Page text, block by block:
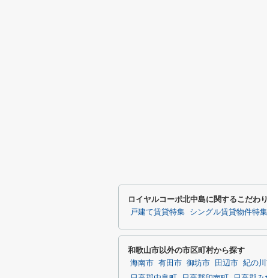
ロイヤルコーポ北中島に関するこだわ
戸建て賃貸特集 シングル賃貸物件特集
和歌山市以外の市区町村から探す
海南市 有田市 御坊市 田辺市 紀の